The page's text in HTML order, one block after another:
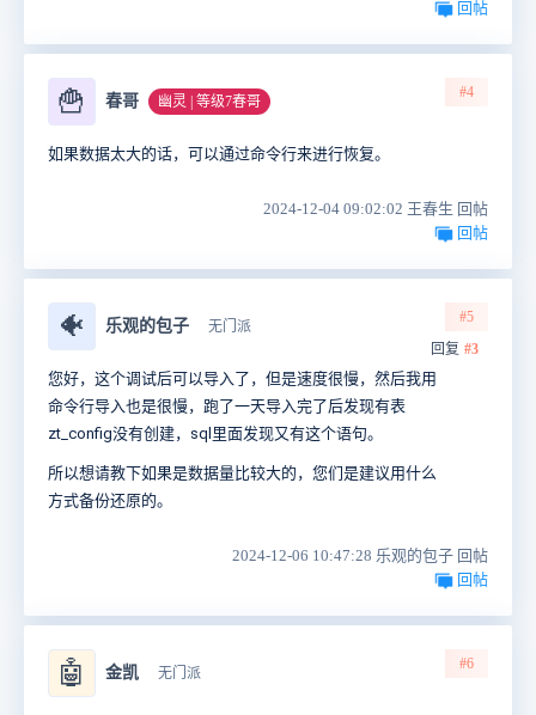
回帖
🍟 春哥 幽灵 | 等级7春哥
#4
如果数据太大的话，可以通过命令行来进行恢复。
2024-12-04 09:02:02 王春生 回帖
回帖
🐠 乐观的包子 无门派
#5
回复 #3
您好，这个调试后可以导入了，但是速度很慢，然后我用
命令行导入也是很慢，跑了一天导入完了后发现有表
zt_config没有创建，sql里面发现又有这个语句。
所以想请教下如果是数据量比较大的，您们是建议用什么
方式备份还原的。
2024-12-06 10:47:28 乐观的包子 回帖
回帖
🤖 金凯 无门派
#6